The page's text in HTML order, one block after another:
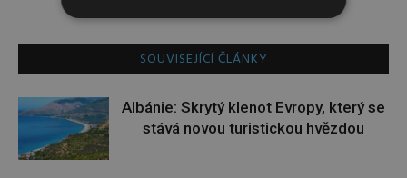
SOUVISEJÍCÍ ČLÁNKY
Albánie: Skrytý klenot Evropy, který se
stává novou turistickou hvězdou